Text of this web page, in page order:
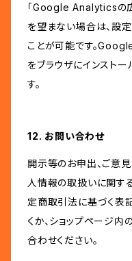
「Google Analyticsの
を望まない場合は、設
ことが可能です。
をブラウザにインスト
す。
12. お問い合わせ
開示等のお申出、ご意
人情報の取扱いに関す
定商取引法に基づく表
くか、ショップページ
合わせください。